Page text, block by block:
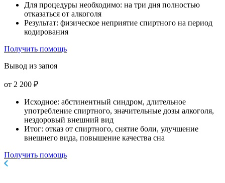
Для процедуры необходимо: на три дня полностью
отказаться от алкоголя
Результат: физическое неприятие спиртного на период
кодирования
Получить помощь
Вывод из запоя
от 2 200 ₽
Исходное: абстинентный синдром, длительное
употребление спиртного, значительные дозы алкоголя,
нездоровый внешний вид
Итог: отказ от спиртного, снятие боли, улучшение
внешнего вида, повышение качества сна
Получить помощь